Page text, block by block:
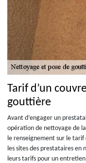
Tarif d’un
gouttière
Avant d’engager un
opération de nettoyage de
le renseignement sur le
les sites des prestataires
leurs tarifs pour un